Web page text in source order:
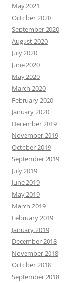
May 2021
October 2020
September 2020
August 2020
July 2020
June 2020
May 2020
March 2020
February 2020
January 2020
December 2019
November 2019
October 2019
September 2019
July 2019
June 2019
May 2019
March 2019
February 2019
January 2019
December 2018
November 2018
October 2018
September 2018